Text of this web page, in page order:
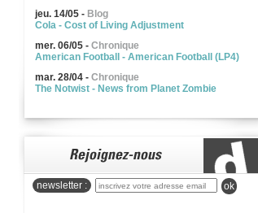
jeu. 14/05 - Blog
Cola - Cost of Living Adjustment
mer. 06/05 - Chronique
American Football - American Football (LP4)
mar. 28/04 - Chronique
The Notwist - News from Planet Zombie
newsletter : ok